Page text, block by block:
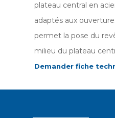
plateau central en
adaptés aux
permet la pose du
milieu du plateau
Demander fiche